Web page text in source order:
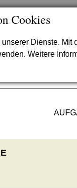
Cookies
Dienste.
Weitere